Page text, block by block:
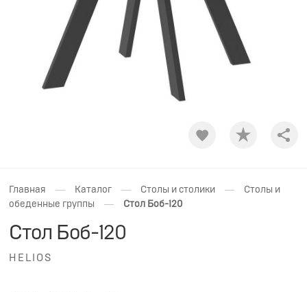
Главная — Каталог — Столы и столики —
Столы и
обеденные группы
— Стол Боб-120
Стол Боб-120
HELIOS